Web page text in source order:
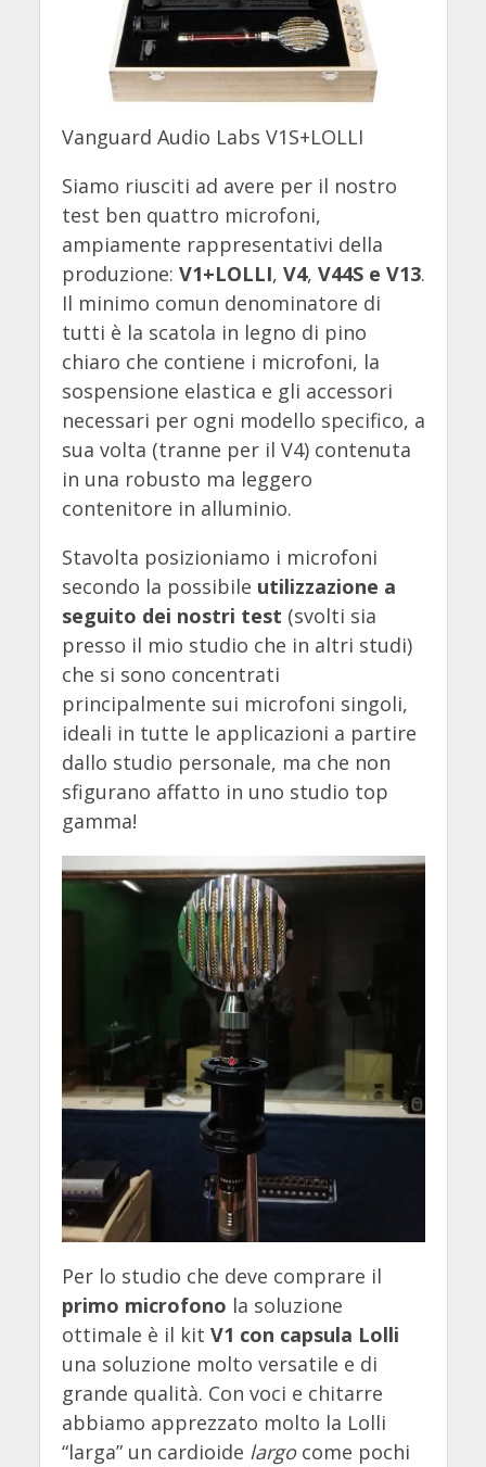
Vanguard Audio Labs V1S+LOLLI
Siamo riusciti ad avere per il nostro
test ben quattro microfoni,
ampiamente rappresentativi della
produzione: V1+LOLLI, V4, V44S e V13.
Il minimo comun denominatore di
tutti è la scatola in legno di pino
chiaro che contiene i microfoni, la
sospensione elastica e gli accessori
necessari per ogni modello specifico, a
sua volta (tranne per il V4) contenuta
in una robusto ma leggero
contenitore in alluminio.
Stavolta posizioniamo i microfoni
secondo la possibile utilizzazione a
seguito dei nostri test (svolti sia
presso il mio studio che in altri studi)
che si sono concentrati
principalmente sui microfoni singoli,
ideali in tutte le applicazioni a partire
dallo studio personale, ma che non
sfigurano affatto in uno studio top
gamma!
Per lo studio che deve comprare il
primo microfono la soluzione
ottimale è il kit V1 con capsula Lolli
una soluzione molto versatile e di
grande qualità. Con voci e chitarre
abbiamo apprezzato molto la Lolli
“larga” un cardioide largo come pochi